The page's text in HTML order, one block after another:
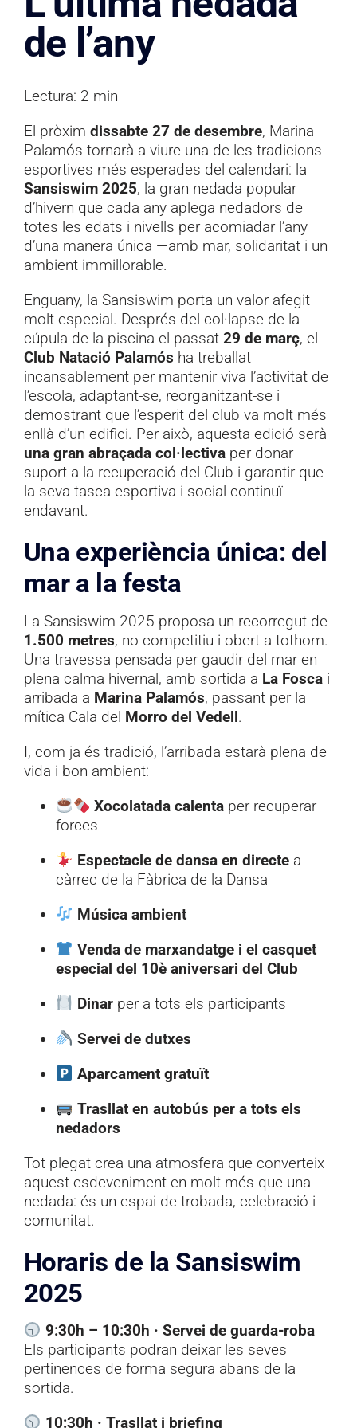
Documentació
Contacte
de l’any
Lectura: 2 min
El pròxim dissabte 27 de desembre, Marina
Palamós tornarà a viure una de les tradicions
esportives més esperades del calendari: la
Sansiswim 2025, la gran nedada popular
d’hivern que cada any aplega nedadors de
totes les edats i nivells per acomiadar l’any
d’una manera única —amb mar, solidaritat i un
ambient immillorable.
Enguany, la Sansiswim porta un valor afegit
molt especial. Després del col·lapse de la
cúpula de la piscina el passat 29 de març, el
Club Natació Palamós ha treballat
incansablement per mantenir viva l’activitat de
l’escola, adaptant-se, reorganitzant-se i
demostrant que l’esperit del club va molt més
enllà d’un edifici. Per això, aquesta edició serà
una gran abraçada col·lectivaper donar
suport a la recuperació del Club i garantir que
la seva tasca esportiva i social continuï
endavant.
Una experiència única: del
mar a la festa
La Sansiswim 2025 proposa un recorregut de
1.500 metres, no competitiu i obert a tothom.
Una travessa pensada per gaudir del mar en
plena calma hivernal, amb sortida a La Foscai
arribada a Marina Palamós, passant per la
mítica Cala del Morro del Vedell.
I, com ja és tradició, l’arribada estarà plena de
vida i bon ambient:
Xocolatada calenta per recuperar
forces
Espectacle de dansa en directea
càrrec de la Fàbrica de la Dansa
Música ambient
Venda de marxandatge i el casquet
especial del 10è aniversari del Club
Dinarper a tots els participants
Servei de dutxes
Aparcament gratuït
Trasllat en autobús per a tots els
nedadors
Tot plegat crea una atmosfera que converteix
aquest esdeveniment en molt més que una
nedada: és un espai de trobada, celebració i
comunitat.
Horaris de la Sansiswim
2025
9:30h – 10:30h · Servei de guarda-roba
Els participants podran deixar les seves
pertinences de forma segura abans de la
sortida.
10:30h · Trasllat i briefing